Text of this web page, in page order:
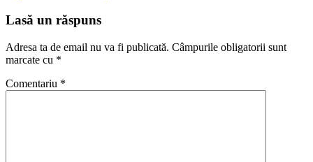
Lasă un răspuns
Adresa ta de email nu va fi publicată. Câmpurile obligatorii sunt
marcate cu *
Comentariu *